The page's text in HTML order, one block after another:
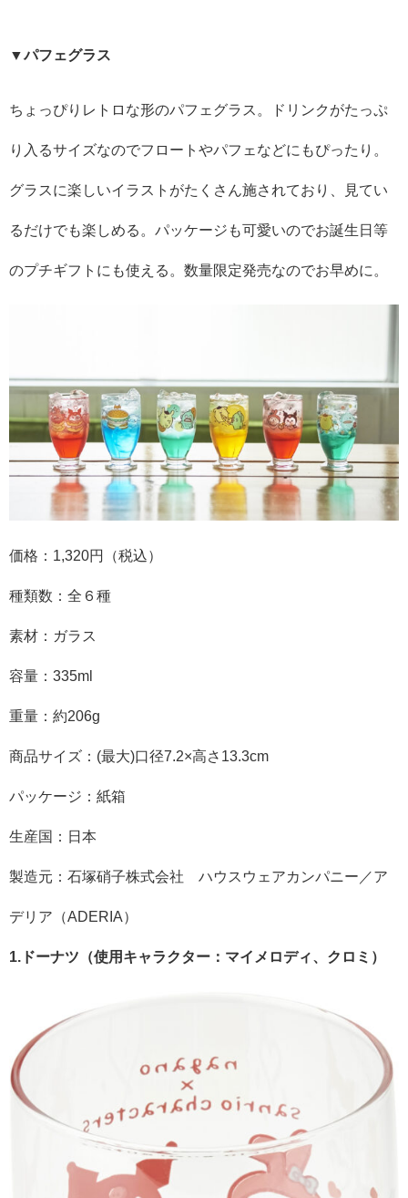
▼パフェグラス
ちょっぴりレトロな形のパフェグラス。ドリンクがたっぷ
り入るサイズなのでフロートやパフェなどにもぴったり。
グラスに楽しいイラストがたくさん施されており、見てい
るだけでも楽しめる。パッケージも可愛いのでお誕生日等
のプチギフトにも使える。数量限定発売なのでお早めに。
価格：1,320円（税込）
種類数：全６種
素材：ガラス
容量：335ml
重量：約206g
商品サイズ：(最大)口径7.2×高さ13.3cm
パッケージ：紙箱
生産国：日本
製造元：石塚硝子株式会社 ハウスウェアカンパニー／ア
デリア（ADERIA）
1.ドーナツ（使用キャラクター：マイメロディ、クロミ）